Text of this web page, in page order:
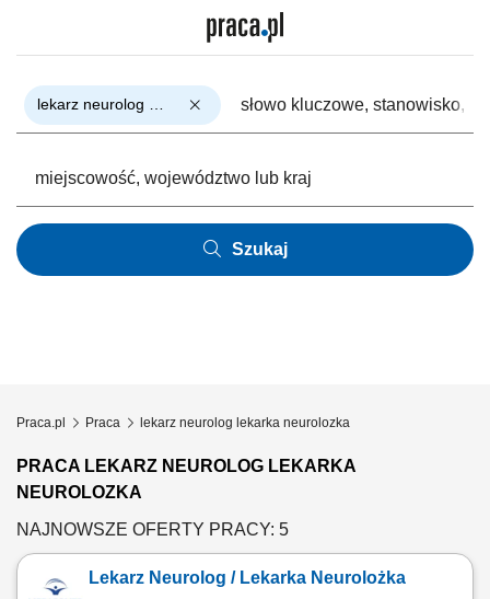
Szukaj
Praca.pl Praca lekarz neurolog lekarka neurolozka
PRACA LEKARZ NEUROLOG LEKARKA
NEUROLOZKA
NAJNOWSZE OFERTY PRACY: 5
Lekarz Neurolog / Lekarka Neurolożka